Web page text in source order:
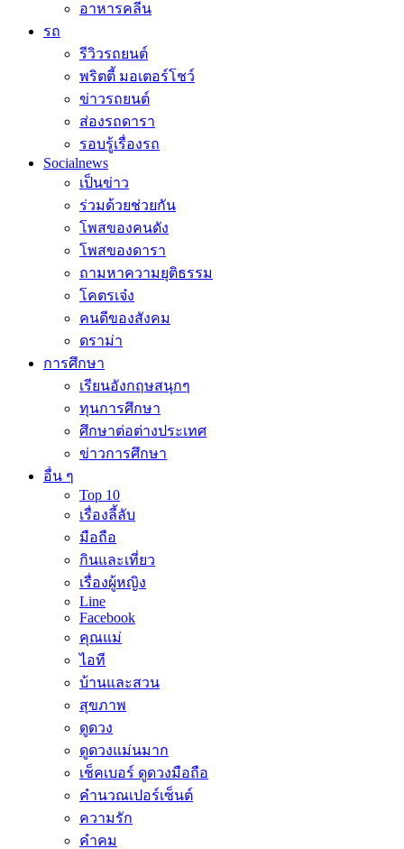
อาหารคลีน
รถ
รีวิวรถยนต์
พริตตี้ มอเตอร์โชว์
ข่าวรถยนต์
ส่องรถดารา
รอบรู้เรื่องรถ
Socialnews
เป็นข่าว
ร่วมด้วยช่วยกัน
โพสของคนดัง
โพสของดารา
ถามหาความยุติธรรม
โคตรเจ๋ง
คนดีของสังคม
ดราม่า
การศึกษา
เรียนอังกฤษสนุกๆ
ทุนการศึกษา
ศึกษาต่อต่างประเทศ
ข่าวการศึกษา
อื่น ๆ
Top 10
เรื่องลี้ลับ
มือถือ
กินและเที่ยว
เรื่องผู้หญิง
Line
Facebook
คุณแม่
ไอที
บ้านและสวน
สุขภาพ
ดูดวง
ดูดวงแม่นมาก
เช็คเบอร์ ดูดวงมือถือ
คำนวณเปอร์เซ็นต์
ความรัก
คำคม